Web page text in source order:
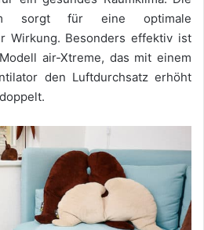
sorgt für eine optimale
Wirkung. Besonders effektiv ist
air-Xtreme, das mit einem
den Luftdurchsatz erhöht